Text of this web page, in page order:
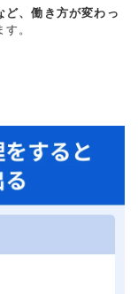
ど、働き方が変わっ
。